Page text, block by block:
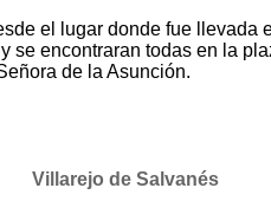
el lugar donde fue llevada
se encontraran todas en la
de la Asunción.
Villarejo de Salvanés